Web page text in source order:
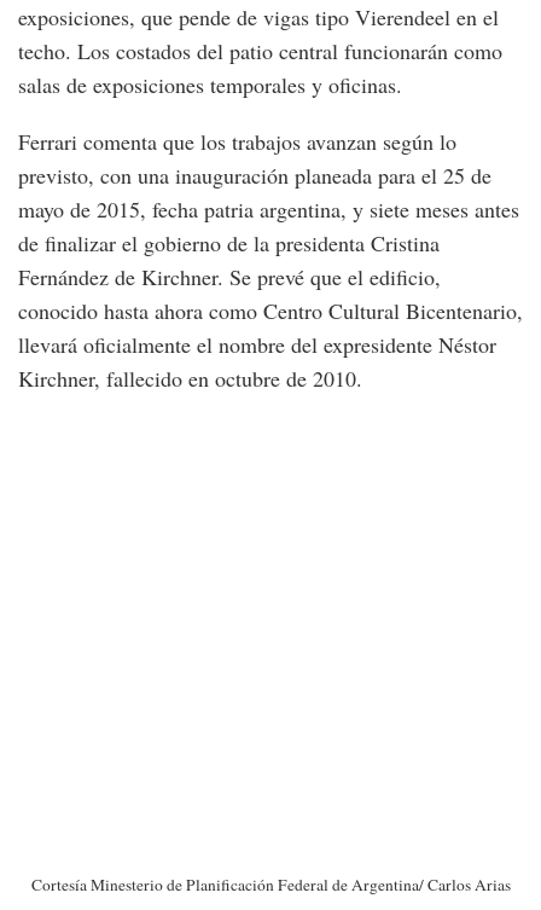
exposiciones, que pende de vigas tipo Vierendeel en el
techo. Los costados del patio central funcionarán como
salas de exposiciones temporales y oficinas.
Ferrari comenta que los trabajos avanzan según lo
previsto, con una inauguración planeada para el 25 de
mayo de 2015, fecha patria argentina, y siete meses antes
de finalizar el gobierno de la presidenta Cristina
Fernández de Kirchner. Se prevé que el edificio,
conocido hasta ahora como Centro Cultural Bicentenario,
llevará oficialmente el nombre del expresidente Néstor
Kirchner, fallecido en octubre de 2010.
Cortesía Minesterio de Planificación Federal de Argentina/ Carlos Arias